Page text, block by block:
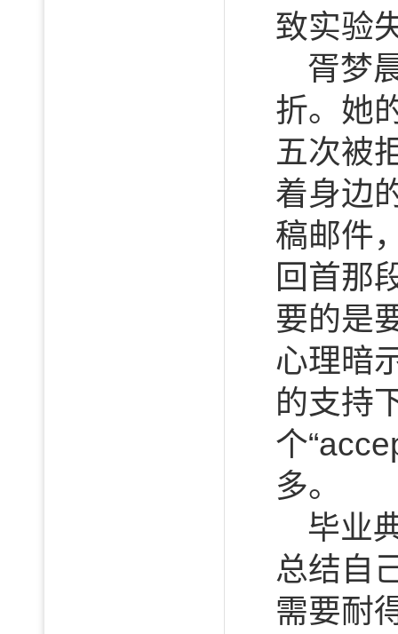
致实验
胥梦
折。她
五次被
着身边
稿邮件
回首那
要的是
心理暗
的支持
个
多。
毕业
总结自
需要耐